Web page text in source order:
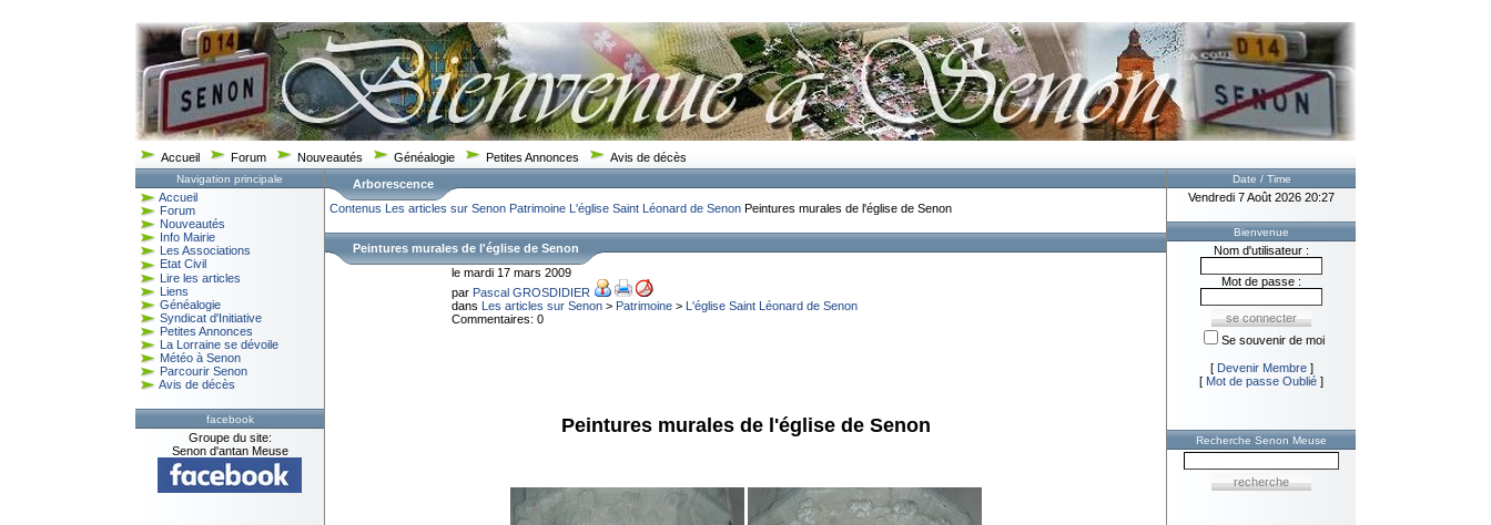
Accueil Forum Nouveautés Généalogie Petites Annonces Avis de décès
Navigation principale
Accueil
Forum
Nouveautés
Info Mairie
Les Associations
Etat Civil
Lire les articles
Liens
Généalogie
Syndicat d'Initiative
Petites Annonces
La Lorraine se dévoile
Météo à Senon
Parcourir Senon
Avis de décès
facebook
Groupe du site:
Senon d'antan Meuse
Arborescence
Contenus Les articles sur Senon Patrimoine L'église Saint Léonard de Senon Peintures murales de l'église de Senon
Peintures murales de l'église de Senon
le mardi 17 mars 2009
par Pascal GROSDIDIER
dans Les articles sur Senon > Patrimoine > L'église Saint Léonard de Senon
Commentaires: 0
Peintures murales de l'église de Senon
Date / Time
Vendredi 7 Août 2026 20:27
Bienvenue
Nom d'utilisateur :
Mot de passe :
Se souvenir de moi
[ Devenir Membre]
[ Mot de passe Oublié ]
Recherche Senon Meuse